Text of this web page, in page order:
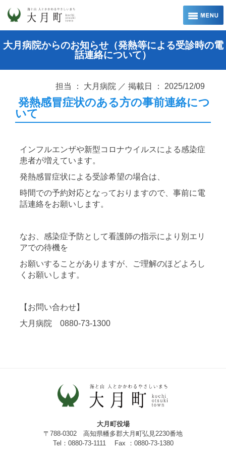
大月病院からのお知らせ（発熱等による受診時の電
話連絡について）
担当 ： 大月病院 ／ 掲載日 ： 2025/12/09
発熱感冒症状のある方の事前連絡につ
いて
インフルエンザや新型コロナウイルスによる感染症
患者が増えています。
発熱感冒症状による受診希望の場合は、
時間での予約対応となっておりますので、事前に電
話連絡をお願いします。
なお、感染症予防として看護師の指示により別エリ
アでの待機を
お願いすることがありますが、ご理解のほどよろし
くお願いします。
【お問い合わせ】
大月病院 0880-73-1300
大月町役場
〒788-0302 高知県幡多郡大月町弘見2230番地
Tel：0880-73-1111 Fax ：0880-73-1380